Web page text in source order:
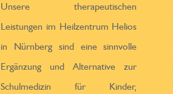
Unsere therapeutischen
Leistungen im Heilzentrum Helios
in Nürnberg sind eine sinnvolle
Ergänzung und Alternative zur
Schulmedizin für Kinder,